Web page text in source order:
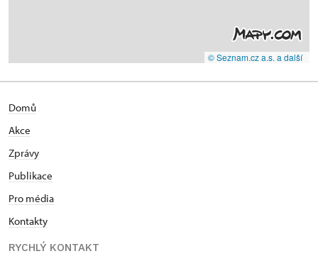
© Seznam.cz a.s. a další
Domů
Akce
Zprávy
Publikace
Pro média
Kontakty
RYCHLÝ KONTAKT